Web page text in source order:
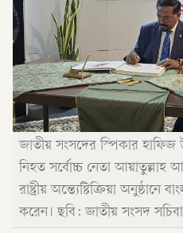
জাতীয় সংসদের স্পিকার হাফিজ
নিহত সর্বোচ্চ নেতা
রাষ্ট্রীয় অন্ত্যেষ্টিক্রিয়া অনুষ্ঠানে
করেন। ছবি: জাতীয় সংসদ